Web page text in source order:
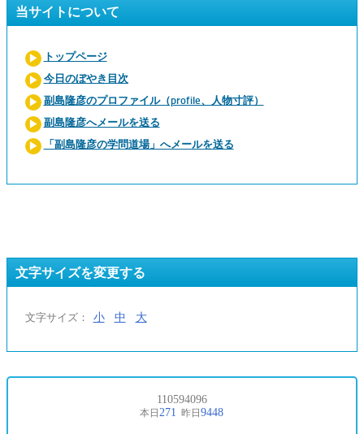
当サイトについて
トップページ
今日のぼやき目次
副島隆彦のプロファイル（profile、人物寸評）
副島隆彦へメールを送る
「副島隆彦の学問道場」へメールを送る
文字サイズを変更する
文字サイズ： 小 中 大